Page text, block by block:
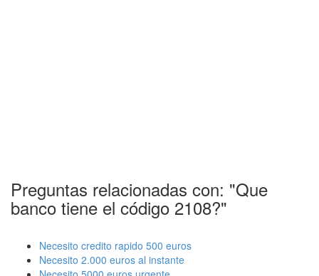
Preguntas relacionadas con: "Que
banco tiene el código 2108?"
Necesito credito rapido 500 euros
Necesito 2.000 euros al instante